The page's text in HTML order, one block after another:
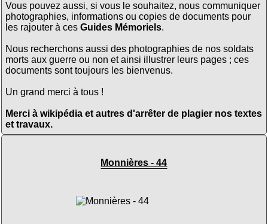
Vous pouvez aussi, si vous le souhaitez, nous communiquer
photographies, informations ou copies de documents pour
les rajouter à ces Guides Mémoriels.
Nous recherchons aussi des photographies de nos soldats
morts aux guerre ou non et ainsi illustrer leurs pages ; ces
documents sont toujours les bienvenus.
Un grand merci à tous !
Merci à wikipédia et autres d'arrêter de plagier nos textes
et travaux.
Monnières - 44